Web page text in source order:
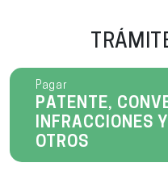
Pagar
PATENTE,
INFRACCIONES Y
OTROS